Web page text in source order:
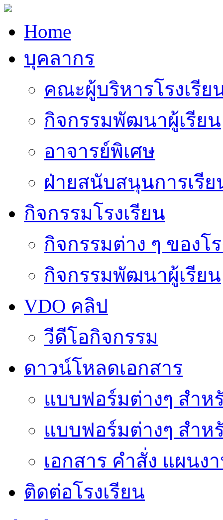
Home
บุคลากร
คณะผู้บริหารโรงเรีย
กิจกรรมพัฒนาผู้เรียน
อาจารย์พิเศษ
ฝ่ายสนับสนุนการเรี
กิจกรรมโรงเรียน
กิจกรรมต่าง ๆ ของโ
กิจกรรมพัฒนาผู้เรียน
VDO คลิป
วีดีโอกิจกรรม
ดาวน์โหลดเอกสาร
แบบฟอร์มต่างๆ สำห
แบบฟอร์มต่างๆ สำห
เอกสาร คำสั่ง แผนง
ติดต่อโรงเรียน